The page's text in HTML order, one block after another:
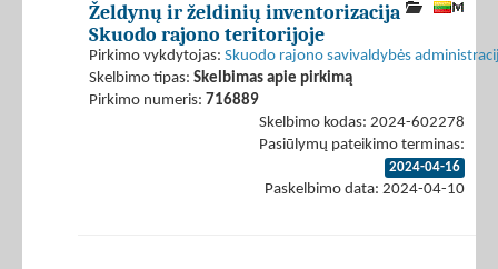
Želdynų ir želdinių inventorizacija
Skuodo rajono teritorijoje
Pirkimo vykdytojas: Skuodo rajono savivaldybės
Skelbimo tipas: Skelbimas apie pirkimą
Pirkimo numeris: 716889
Skelbimo kodas: 2024-602278
Pasiūlymų pateikimo terminas:
2024-04-16
Paskelbimo data: 2024-04-10